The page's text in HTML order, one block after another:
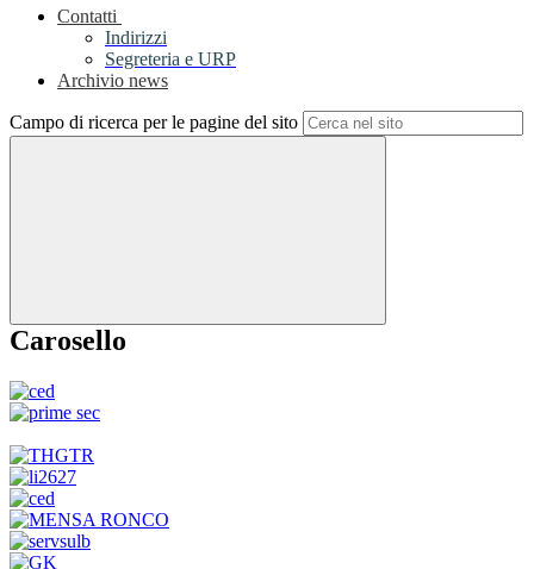
Contatti
Indirizzi
Segreteria e URP
Archivio news
Campo di ricerca per le pagine del sito
Carosello